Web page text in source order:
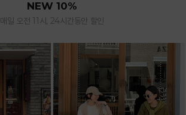
NEW 10%
매일 오전 11시, 24시간동안 할인